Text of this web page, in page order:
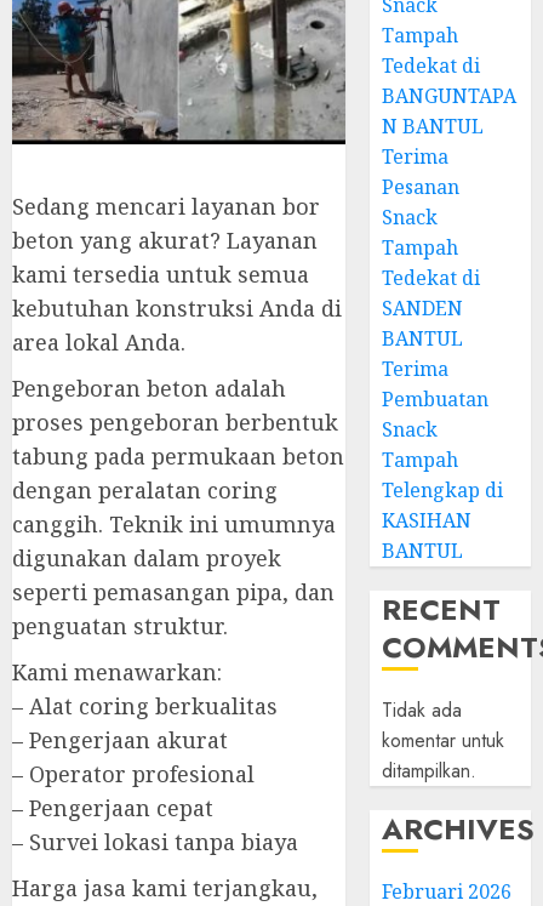
Sedang mencari layanan bor
beton yang akurat? Layanan
kami tersedia untuk semua
kebutuhan konstruksi Anda di
area lokal Anda.
Pengeboran beton adalah
proses pengeboran berbentuk
tabung pada permukaan beton
dengan peralatan coring
canggih. Teknik ini umumnya
digunakan dalam proyek
seperti pemasangan pipa, dan
penguatan struktur.
Kami menawarkan:
– Alat coring berkualitas
– Pengerjaan akurat
– Operator profesional
– Pengerjaan cepat
– Survei lokasi tanpa biaya
Harga jasa kami terjangkau,
Tampah
Tedekat di
BANGUNTAPA
N BANTUL
Terima
Pesanan
Snack
Tampah
Tedekat di
SANDEN
BANTUL
Terima
Pembuatan
Snack
Tampah
Telengkap di
KASIHAN
BANTUL
RECENT
Tidak ada
komentar untuk
ditampilkan.
ARCHIVES
Februari 2026